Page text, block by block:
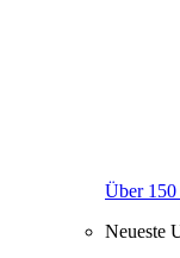
Über 150
Neueste